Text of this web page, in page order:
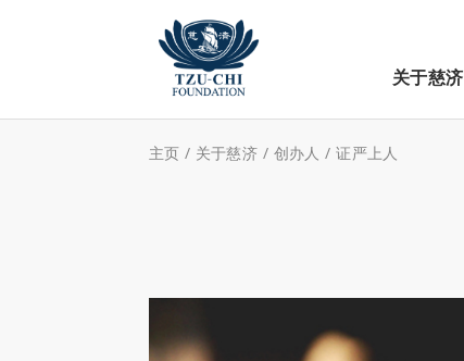
关于慈济
主页 / 关于慈济 / 创办人 /证严上人